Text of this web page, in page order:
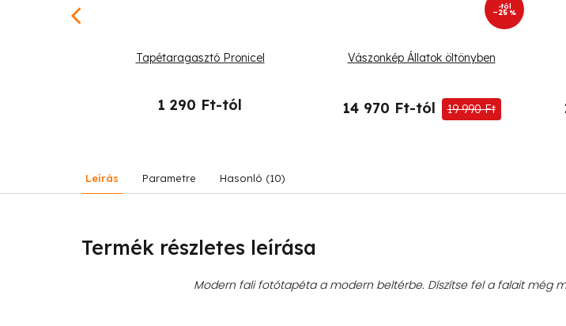
–25 %
Tapétaragasztó Pronicel
1 290 Ft-tól
-tól
–25 %
Vászonkép Állatok öltönyben
14 970 Ft-tól 19 990 Ft
Leírás Parametre Hasonló (10)
Termék részletes leírása
Modern fali fotótapéta a modern beltérbe. Díszítse fel a falait még